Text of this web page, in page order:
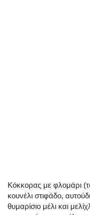
Κόκκορας με φλομάρι
κουνέλι στιφάδο,
θυμαρίσιο μέλι και